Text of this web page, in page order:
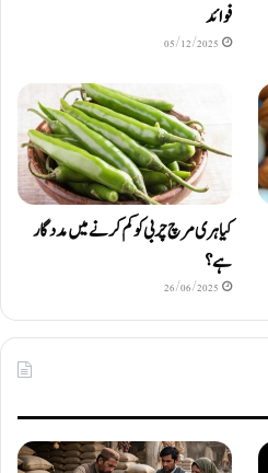
فوائد
05/12/2025
کیا ہری مرچ چربی کو کم کرنے میں مددگار
ہے؟
26/06/2025